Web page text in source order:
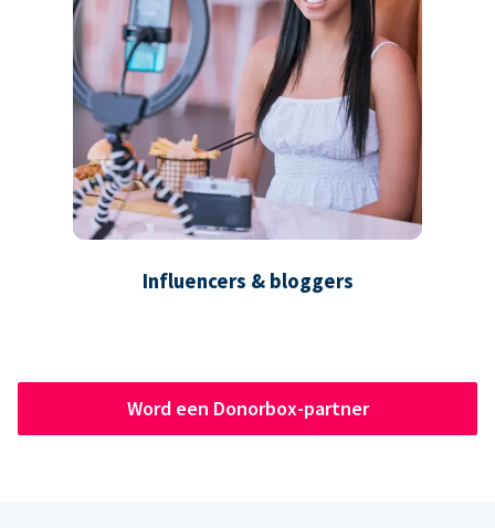
Influencers & bloggers
Word een Donorbox-partner